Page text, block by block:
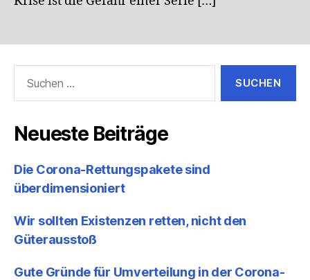
nach:
Neueste Beiträge
Die Corona-Rettungspakete sind
überdimensioniert
Wir sollten Existenzen retten, nicht den
Güterausstoß
Gute Gründe für Umverteilung in der Corona-